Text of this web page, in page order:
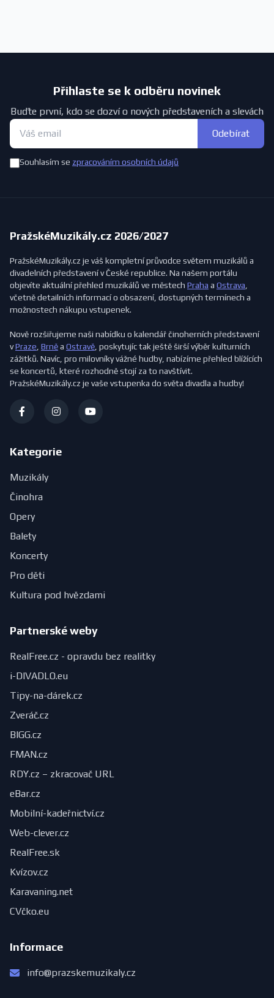
Přihlaste se k odběru novinek
Buďte první, kdo se dozví o nových představeních a slevách
Odebírat
Souhlasím se zpracováním osobních údajů
PražskéMuzikály.cz 2026/2027
PražskéMuzikály.cz je váš kompletní průvodce světem muzikálů a
divadelních představení v České republice. Na našem portálu
objevíte aktuální přehled muzikálů ve městech Praha a Ostrava,
včetně detailních informací o obsazení, dostupných termínech a
možnostech nákupu vstupenek.
Nově rozšiřujeme naši nabídku o kalendář činoherních představení
vPraze, Brněa Ostravě, poskytujíc tak ještě širší výběr kulturních
zážitků. Navíc, pro milovníky vážné hudby, nabízíme přehled blížících
se koncertů, které rozhodně stojí za to navštívit.
PražskéMuzikály.cz je vaše vstupenka do světa divadla a hudby!
Kategorie
Muzikály
Činohra
Opery
Balety
Koncerty
Pro děti
Kultura pod hvězdami
Partnerské weby
RealFree.cz - opravdu bez realitky
i-DIVADLO.eu
Tipy-na-dárek.cz
Zveráč.cz
BIGG.cz
FMAN.cz
RDY.cz – zkracovač URL
eBar.cz
Mobilní-kadeřnictví.cz
Web-clever.cz
RealFree.sk
Kvízov.cz
Karavaning.net
CVčko.eu
Informace
info@prazskemuzikaly.cz